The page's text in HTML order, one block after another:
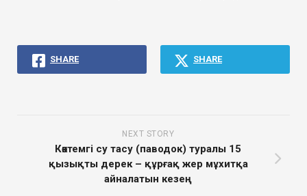
SHARE SHARE
NEXT STORY
Көктемгі су тасу (паводок) туралы 15
қызықты дерек – құрғақ жер мұхитқа
айналатын кезең